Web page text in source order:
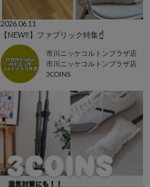
2026.06.11
【NEW‼️】ファブリック特集☝️
市川ニッケコルトンプラザ店
市川ニッケコルトンプラザ店
3COINS